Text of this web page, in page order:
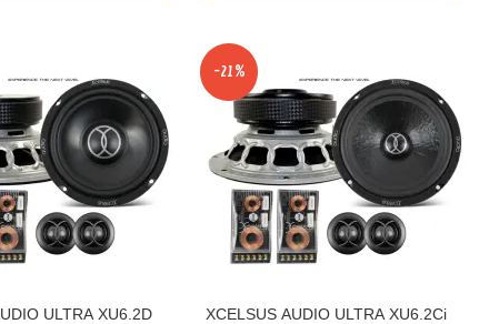
ULTRA XU6.2D
-21%
XCELSUS AUDIO ULTRA XU6.2Ci